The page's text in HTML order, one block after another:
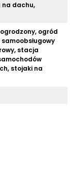
na dachu,
ogród
stacja
stojaki na